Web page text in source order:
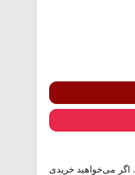
اگر می‌خواهید خریدی